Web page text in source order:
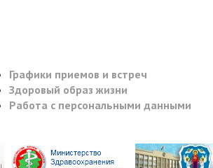
Графики приемов и встреч
Здоровый образ жизни
Работа с персональными данными